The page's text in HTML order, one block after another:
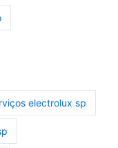
electrolux sp